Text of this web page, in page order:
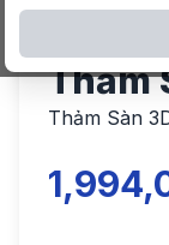
Thảm
Thảm Sàn